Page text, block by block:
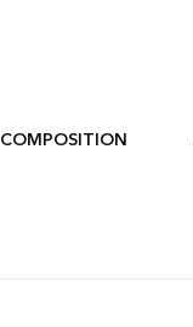
COMPOSITION